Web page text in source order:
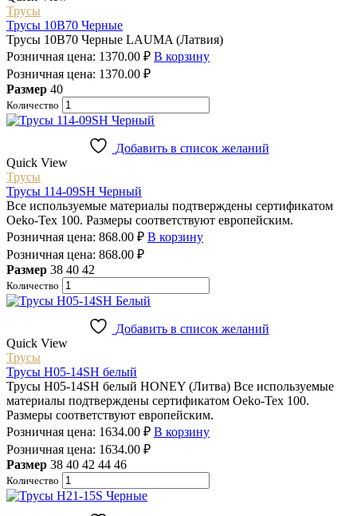
Трусы
Трусы 10B70 Черные
Трусы 10B70 Черные LAUMA (Латвия)
Розничная цена: 1370.00 ₽ В корзину
Розничная цена: 1370.00 ₽
Размер 40
Количество
Добавить в список желаний
Quick View
Трусы
Трусы 114-09SH Черный
Все используемые материалы подтверждены сертификатом
Oeko-Tex 100. Размеры соответствуют европейским.
Розничная цена: 868.00 ₽ В корзину
Розничная цена: 868.00 ₽
Размер 38 40 42
Количество
Добавить в список желаний
Quick View
Трусы
Трусы H05-14SH белый
Трусы H05-14SH белый HONEY (Литва) Все используемые
материалы подтверждены сертификатом Oeko-Tex 100.
Размеры соответствуют европейским.
Розничная цена: 1634.00 ₽ В корзину
Розничная цена: 1634.00 ₽
Размер 38 40 42 44 46
Количество